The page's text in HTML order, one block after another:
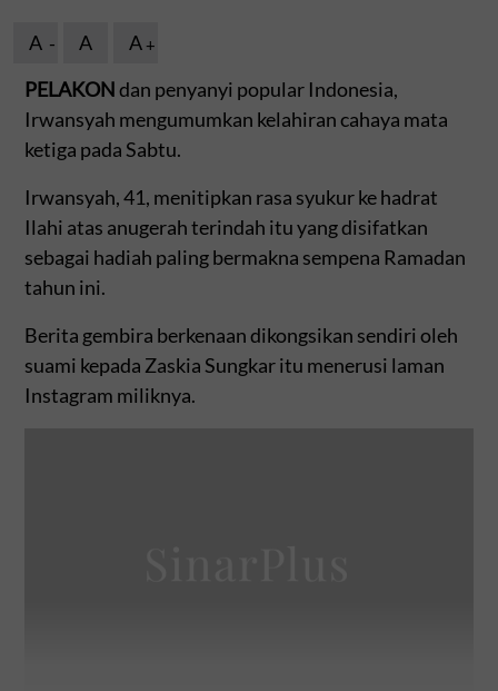
A A
A
PELAKONdan penyanyi popular Indonesia,
Irwansyah mengumumkan kelahiran cahaya mata
ketiga pada Sabtu.
Irwansyah, 41, menitipkan rasa syukur ke hadrat
Ilahi atas anugerah terindah itu yang disifatkan
sebagai hadiah paling bermakna sempena Ramadan
tahun ini.
Berita gembira berkenaan dikongsikan sendiri oleh
suami kepada Zaskia Sungkar itu menerusi laman
Instagram miliknya.